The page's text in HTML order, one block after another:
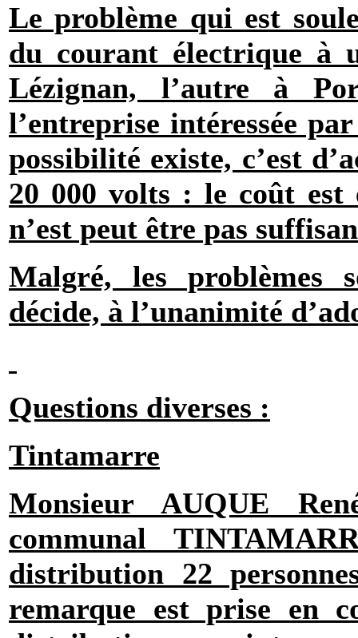
Le problème qui est
du courant électrique à
Lézignan, l’autre à
l’entreprise intéressée
possibilité existe, c’est
20 000 volts : le coût est
n’est peut être pas
Malgré, les problèmes
décide, à l’unanimité
Questions diverses :
Tintamarre
Monsieur AUQUE
communal
distribution 22
remarque est prise en